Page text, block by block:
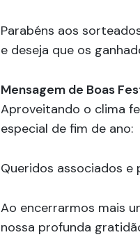
Parabéns aos
e deseja que os
Mensagem de Boas
Aproveitando o clima
especial de fim de ano:
Queridos associados e
Ao encerrarmos mais
nossa profunda